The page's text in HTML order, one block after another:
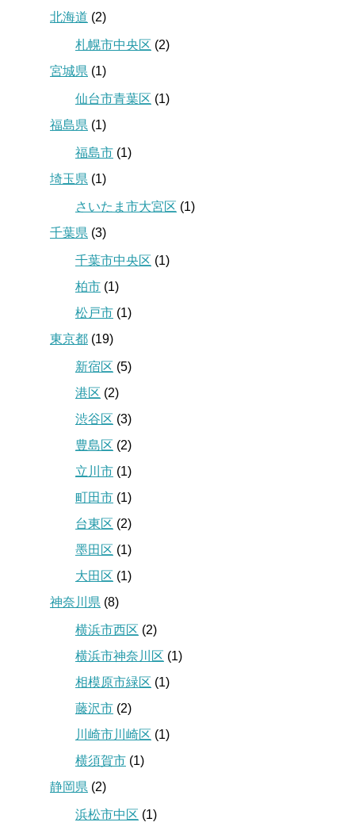
北海道 (2)
札幌市中央区 (2)
宮城県 (1)
仙台市青葉区 (1)
福島県 (1)
福島市 (1)
埼玉県 (1)
さいたま市大宮区 (1)
千葉県 (3)
千葉市中央区 (1)
柏市 (1)
松戸市 (1)
東京都 (19)
新宿区 (5)
港区 (2)
渋谷区 (3)
豊島区 (2)
立川市 (1)
町田市 (1)
台東区 (2)
墨田区 (1)
大田区 (1)
神奈川県 (8)
横浜市西区 (2)
横浜市神奈川区 (1)
相模原市緑区 (1)
藤沢市 (2)
川崎市川崎区 (1)
横須賀市 (1)
静岡県 (2)
浜松市中区 (1)